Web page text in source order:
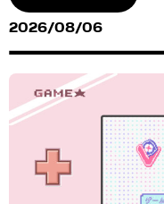
2026/08/06